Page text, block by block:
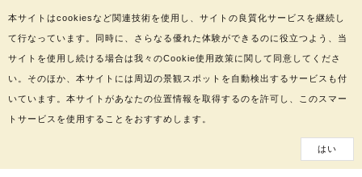
本サイトはcookiesなど関連技術を使用し、サイトの良質化サービスを継続し
て行なっています。同時に、さらなる優れた体験ができるのに役立つよう、当
サイトを使用し続ける場合は我々のCookie使用政策に関して同意してくださ
い。そのほか、本サイトには周辺の景観スポットを自動検出するサービスも付
いています。本サイトがあなたの位置情報を取得するのを許可し、このスマー
トサービスを使用することをおすすめします。
はい